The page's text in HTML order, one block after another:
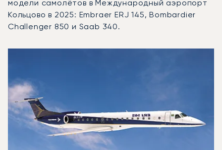
модели самолётов в Международный аэропорт
Кольцово в 2025: Embraer ERJ 145, Bombardier
Challenger 850 и Saab 340.